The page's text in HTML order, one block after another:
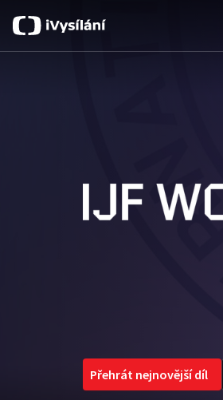
Přehrát nejnovější díl